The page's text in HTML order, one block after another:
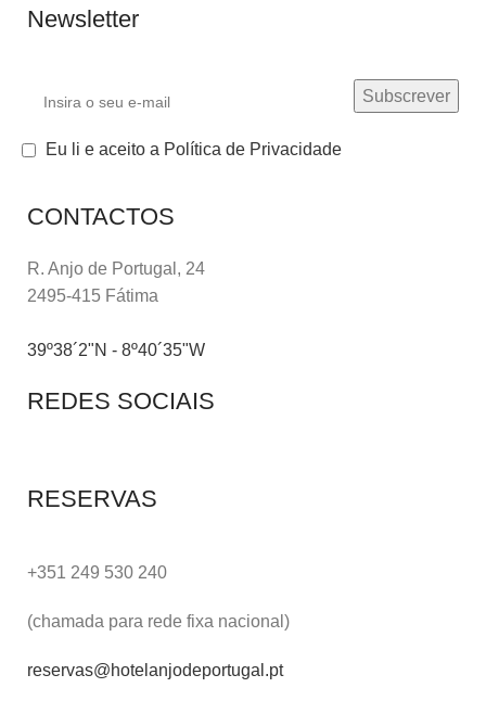
Newsletter
Eu li e aceito a Política de Privacidade
CONTACTOS
R. Anjo de Portugal, 24
2495-415 Fátima
39º38´2"N - 8º40´35"W
REDES SOCIAIS
RESERVAS
+351 249 530 240
(chamada para rede fixa nacional)
reservas@hotelanjodeportugal.pt